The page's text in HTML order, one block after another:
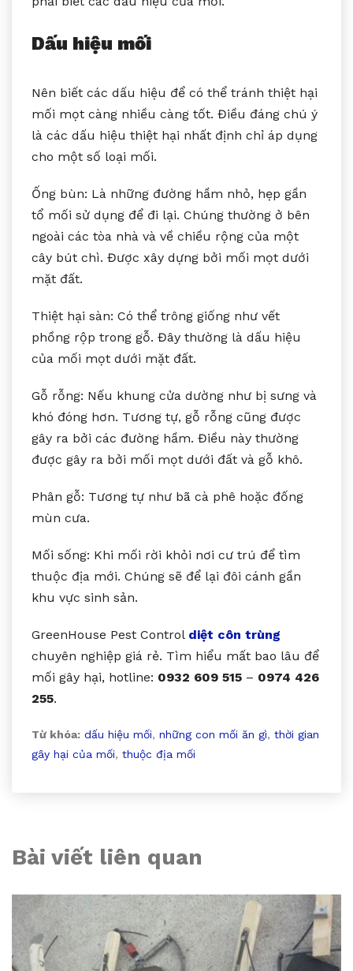
Dấu hiệu mối
Nên biết các dấu hiệu để có thể tránh thiệt hại
mối mọt càng nhiều càng tốt. Điều đáng chú ý
là các dấu hiệu thiệt hại nhất định chỉ áp dụng
cho một số loại mối.
Ống bùn: Là những đường hầm nhỏ, hẹp gần
tổ mối sử dụng để đi lại. Chúng thường ở bên
ngoài các tòa nhà và về chiều rộng của một
cây bút chì. Được xây dựng bởi mối mọt dưới
mặt đất.
Thiệt hại sàn: Có thể trông giống như vết
phồng rộp trong gỗ. Đây thường là dấu hiệu
của mối mọt dưới mặt đất.
Gỗ rỗng: Nếu khung cửa dường như bị sưng và
khó đóng hơn. Tương tự, gỗ rỗng cũng được
gây ra bởi các đường hầm. Điều này thường
được gây ra bởi mối mọt dưới đất và gỗ khô.
Phân gỗ: Tương tự như bã cà phê hoặc đống
mùn cưa.
Mối sống: Khi mối rời khỏi nơi cư trú để tìm
thuộc địa mới. Chúng sẽ để lại đôi cánh gần
khu vực sinh sản.
GreenHouse Pest Control diệt côn trùng
chuyên nghiệp giá rẻ. Tìm hiểu mất bao lâu để
mối gây hại, hotline: 0932 609 515 – 0974 426
255.
Từ khóa: dấu hiệu mối, những con mối ăn gì, thời gian
gây hại của mối, thuộc địa mối
Bài viết liên quan